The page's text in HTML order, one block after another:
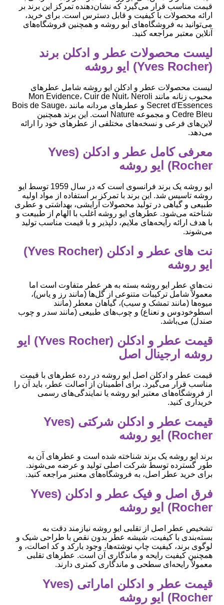
قیمت مناسب قرار می‌گیرد که نشان‌دهنده تمرکز این برند بر
ارائه محصولات با کیفیت و قابل دسترس است. برای خرید،
می‌توانید به فروشگاه‌های ایو روشه و همچنین فروشگاه‌های
آنلاین معتبر مراجعه کنید.
لیست محصولات عطر و ادکلن برند
(Yves Rocher) ایو روشه
لیست محصولات عطر و ادکلن ایو روشه شامل عطرهای
محبوب زنانه مانند Mon Evidence، Cuir de Nuit، Neroli
Secret d'Essences و عطرهای مردانه مانند Bois de Sauge،
Cedre Bleu و مجموعه Nature است. این برند همچنین
لاین‌های فرعی و نسخه‌های مختلفی از عطرهای خود را ارائه
می‌دهد.
معرفی کامل عطر و ادکلن (Yves
Rocher) ایو روشه
ایو روشه یک برند فرانسوی است که در سال 1959 توسط ایو
روشه تاسیس شد. این برند با تمرکز بر استفاده از مواد اولیه
طبیعی و گیاهی در تولید محصولات آرایشی، بهداشتی و عطری
شناخته می‌شود. عطرهای ایو روشه اغلب با الهام از طبیعت و
با هدف ارائه رایحه‌های ملایم، دلپذیر و با قیمت مناسب تولید
می‌شوند.
نت های عطر و ادکلن (Yves Rocher)
ایو روشه
نت‌های عطر ایو روشه بسته به هر عطر متفاوت است اما
معمولاً شامل ترکیبات متنوعی از گل‌ها (مانند رز و یاس)،
میوه‌ها (مانند تمشک و سیب)، گیاهان معطر (مانند
اسطوخودوس و نعناع) و چوب‌های طبیعی (مانند سدر و چوب
صندل) می‌باشد.
قیمت عطر و ادکلن (Yves Rocher) ایو
روشه ارجینال اصل
قیمت عطر و ادکلن اصل ایو روشه در رده عطرهای با قیمت
مناسب قرار می‌گیرد. برای اطمینان از اصالت عطر، باید آن را
از فروشگاه‌های معتبر ایو روشه یا نمایندگی‌های رسمی
خریداری کنید.
قیمت عطر و ادکلن شرکتی (Yves
Rocher) ایو روشه
برند ایو روشه یک برند شناخته شده است و عطرهای آن به
طور گسترده توسط شرکت اصلی تولید و عرضه می‌شوند.
برای خرید عطر اصل، به فروشگاه‌های معتبر مراجعه کنید.
فرق اصل و فیک عطر و ادکلن (Yves
Rocher) ایو روشه
تشخیص عطر اصل از تقلبی ایو روشه نیازمند دقت به
بسته‌بندی با کیفیت، شیشه عطر بدون نقص با طراحی شیک و
لوگوی برند، کیفیت چاپ نوشته‌ها، وجود بارکد و کد اصالت، و
همچنین کیفیت رایحه و ماندگاری آن است. عطرهای تقلبی
معمولاً رایحه‌ای سطحی و ماندگاری کمتری دارند.
قیمت عطر و ادکلن اماراتی (Yves
Rocher) ایو روشه